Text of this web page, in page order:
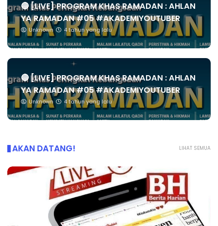
🔴 [LIVE] PROGRAM KHAS RAMADAN : AHLAN
YA RAMADAN #05 #AKADEMIYOUTUBER
Unknown 4 tahun yang lalu
🔴 [LIVE] PROGRAM KHAS RAMADAN : AHLAN
YA RAMADAN #05 #AKADEMIYOUTUBER
Unknown 4 tahun yang lalu
LIHAT SEMUA
AKAN DATANG!